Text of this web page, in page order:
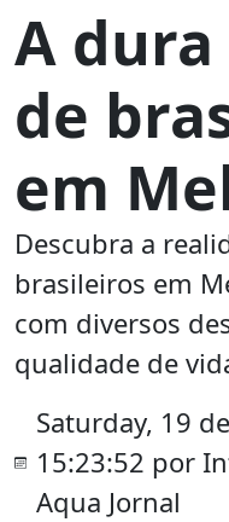
A
de
em
Descubra a
brasileiros em
com diversos
qualidade de
Saturday, 19
15:23:52 por
Aqua Jornal